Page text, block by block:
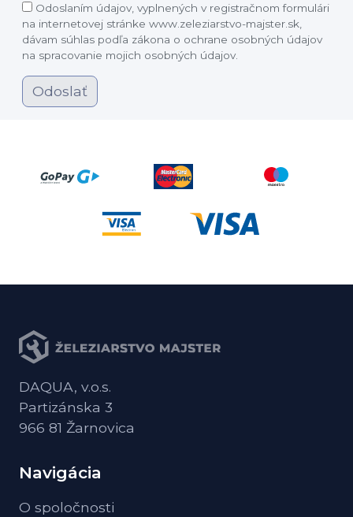
Odoslaním údajov, vyplnených v registračnom formulári
na internetovej stránke www.zeleziarstvo-majster.sk,
dávam súhlas podľa zákona o ochrane osobných údajov
na spracovanie mojich osobných údajov.
Odoslať
DAQUA, v.o.s.
Partizánska 3
966 81 Žarnovica
Navigácia
O spoločnosti